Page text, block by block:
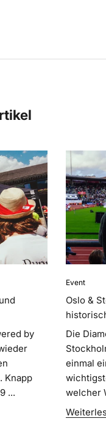
by
Knapp
...
Event
Oslo &
Die
einmal
welcher